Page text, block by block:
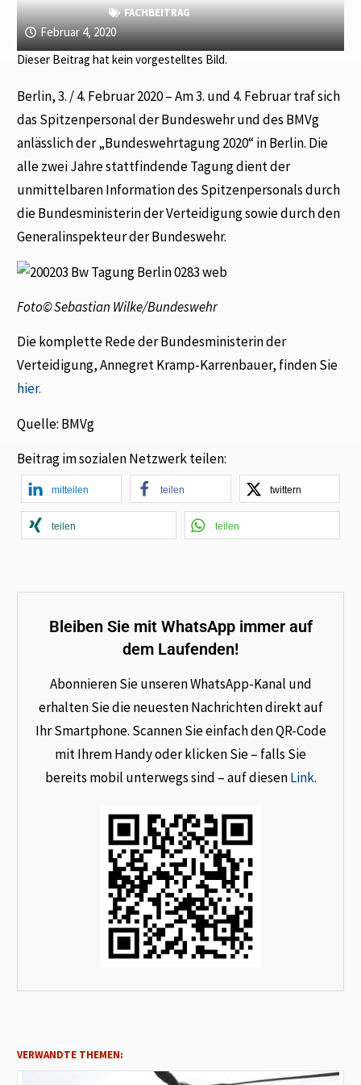
FACHBEITRAG
Februar 4, 2020
Dieser Beitrag hat kein vorgestelltes Bild.
Berlin, 3. / 4. Februar 2020 – Am 3. und 4. Februar traf sich
das Spitzenpersonal der Bundeswehr und des BMVg
anlässlich der „Bundeswehrtagung 2020“ in Berlin. Die
alle zwei Jahre stattfindende Tagung dient der
unmittelbaren Information des Spitzenpersonals durch
die Bundesministerin der Verteidigung sowie durch den
Generalinspekteur der Bundeswehr.
Foto© Sebastian Wilke/Bundeswehr
Die komplette Rede der Bundesministerin der
Verteidigung, Annegret Kramp-Karrenbauer, finden Sie
hier.
Quelle: BMVg
Beitrag im sozialen Netzwerk teilen:
mitteilen teilen twittern
teilen teilen
Bleiben Sie mit WhatsApp immer auf
dem Laufenden!
Abonnieren Sie unseren WhatsApp-Kanal und
erhalten Sie die neuesten Nachrichten direkt auf
Ihr Smartphone. Scannen Sie einfach den QR-Code
mit Ihrem Handy oder klicken Sie – falls Sie
bereits mobil unterwegs sind – auf diesenLink.
VERWANDTE THEMEN: